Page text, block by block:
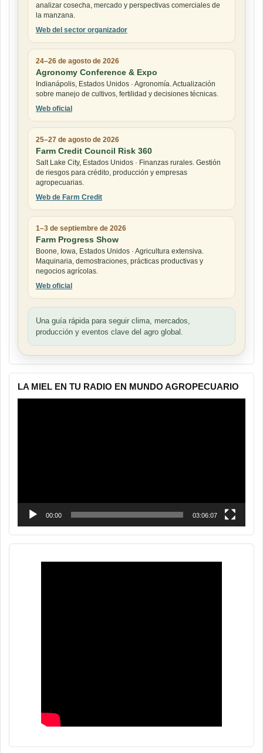
analizar cosecha, mercado y perspectivas comerciales de
la manzana.
Web del sector organizador
24–26 de agosto de 2026
Agronomy Conference & Expo
Indianápolis, Estados Unidos · Agronomía. Actualización
sobre manejo de cultivos, fertilidad y decisiones técnicas.
Web oficial
25–27 de agosto de 2026
Farm Credit Council Risk 360
Salt Lake City, Estados Unidos · Finanzas rurales. Gestión
de riesgos para crédito, producción y empresas
agropecuarias.
Web de Farm Credit
1–3 de septiembre de 2026
Farm Progress Show
Boone, Iowa, Estados Unidos · Agricultura extensiva.
Maquinaria, demostraciones, prácticas productivas y
negocios agrícolas.
Web oficial
Una guía rápida para seguir clima, mercados,
producción y eventos clave del agro global.
LA MIEL EN TU RADIO EN MUNDO AGROPECUARIO
00:00 03:06:07